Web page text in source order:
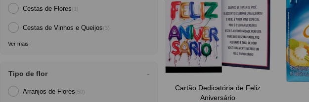
Cestas de Flores(1)
Cestas de Vinhos e Queijos(3)
Ver mais
Tipo de flor
Arranjos de Flores(50)
Cartão Dedicatória de Feliz
Aniversário